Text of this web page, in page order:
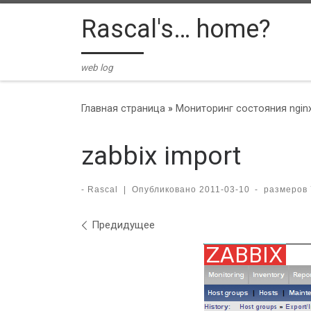
Skip to contentRascal's… home?
web log
Главная страница » Мониторинг состояния
zabbix import
- Rascal Опубликовано 2011-03-10 - размеров
Навигация по
Предидущее